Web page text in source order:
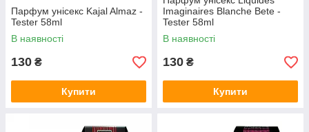
Парфум унісекс Kajal Almaz -
Tester 58ml
В наявності
130 ₴
Купити
Imaginaires Blanche Bete -
Tester 58ml
В наявності
130 ₴
Купити